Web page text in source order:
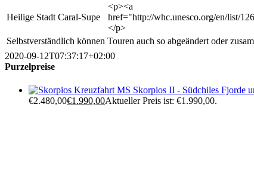
Heilige Stadt Caral-Supe
<p><a
href="http://whc.unesco.org/en/list/
</p>
Selbstverständlich können Touren auch so abgeändert oder
2020-09-12T07:37:17+02:00
Purzelpreise
Kreuzfahrt MS Skorpios II - Südchiles Fjorde
€2.480,00€1.990,00Aktueller Preis ist: €1.990,00.